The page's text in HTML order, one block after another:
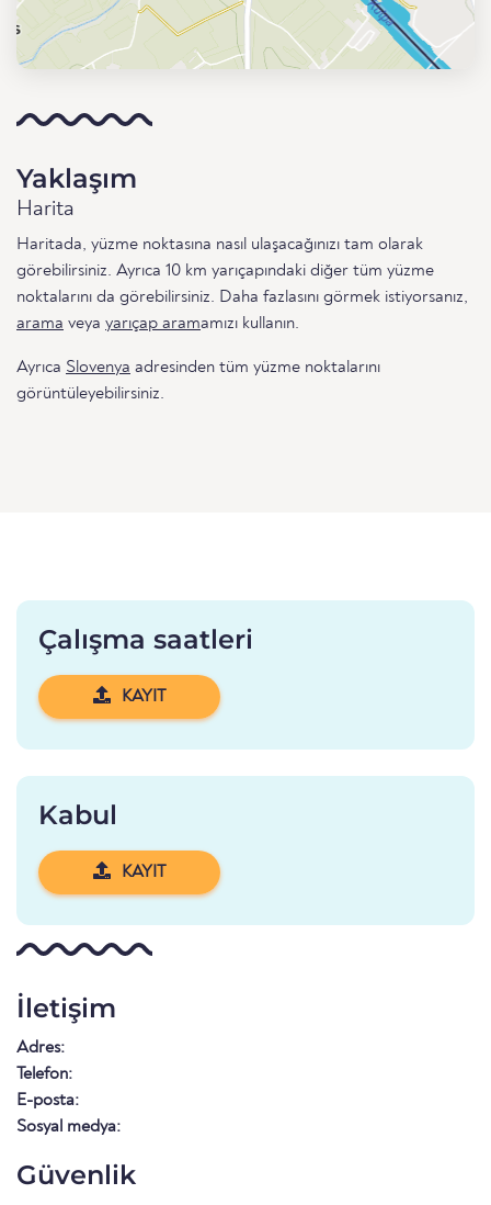
Yaklaşım
Harita
Haritada, yüzme noktasına nasıl ulaşacağınızı tam olarak
görebilirsiniz. Ayrıca 10 km yarıçapındaki diğer tüm yüzme
noktalarını da görebilirsiniz. Daha fazlasını görmek istiyorsanız,
arama veya yarıçap aramamızı kullanın.
Ayrıca Slovenya adresinden tüm yüzme noktalarını
görüntüleyebilirsiniz.
Çalışma saatleri
KAYIT
Kabul
KAYIT
İletişim
Adres:
Telefon:
E-posta:
Sosyal medya:
Güvenlik